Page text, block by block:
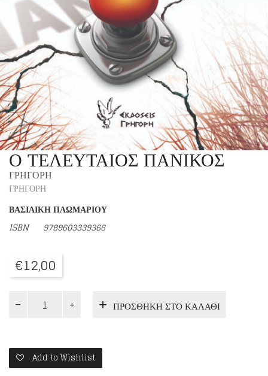
Ο ΤΕΛΕΥΤΑΙΟΣ ΠΑΝΙΚΟΣ
ΓΡΗΓΟΡΗ
ΓΡΗΓΟΡΗ
ΒΑΣΙΛΙΚΗ ΠΛΩΜΑΡΙΟΥ
ISBN
9789603339366
€12,00
ΤΕΛΕΥΤΑΙΟΣ
ΠΡΟΣΘΉΚΗ ΣΤΟ ΚΑΛΆΘΙ
Add to Wishlist